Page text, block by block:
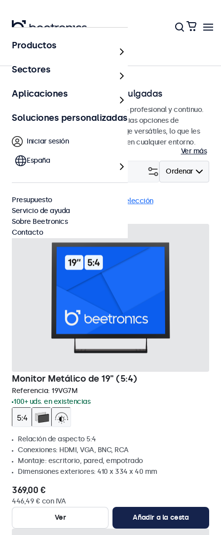
Página principal
Monitores HDMI de 7 a 32 pulgadas
Monitores HDMI diseñados para uso profesional y continuo.
Estos monitores HDMI ofrecen amplias opciones de
configuración y opciones de montaje versátiles, lo que les
permite integrarse perfectamente en cualquier entorno.
Ver más
Ordenar
HDMI Monitores 19" Eliminar selección
Monitor Metálico de 19" (5:4)
Referencia: 19VG7M
100+ uds. en existencias
Relación de aspecto 5:4
Conexiones: HDMI, VGA, BNC, RCA
Montaje: escritorio, pared, empotrado
Dimensiones exteriores: 410 x 334 x 40 mm
369,00 €
446,49 € con IVA
Ver
Añadir a la cesta
Productos
Sectores
Aplicaciones
Soluciones personalizadas
Iniciar sesión
España
Presupuesto
Servicio de ayuda
Sobre Beetronics
Contacto